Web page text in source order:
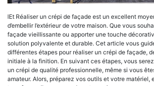
lEt Réaliser un crépi de façade est un excellent
d’embellir l’extérieur de votre maison. Que vous
façade vieillissante ou apporter une touche
solution polyvalente et durable. Cet article vous
différentes étapes pour réaliser un crépi de façade,
initiale à la finition. En suivant ces étapes, vous
un crépi de qualité professionnelle, même si vous
amateur. Alors, préparez vos outils et votre matériel,